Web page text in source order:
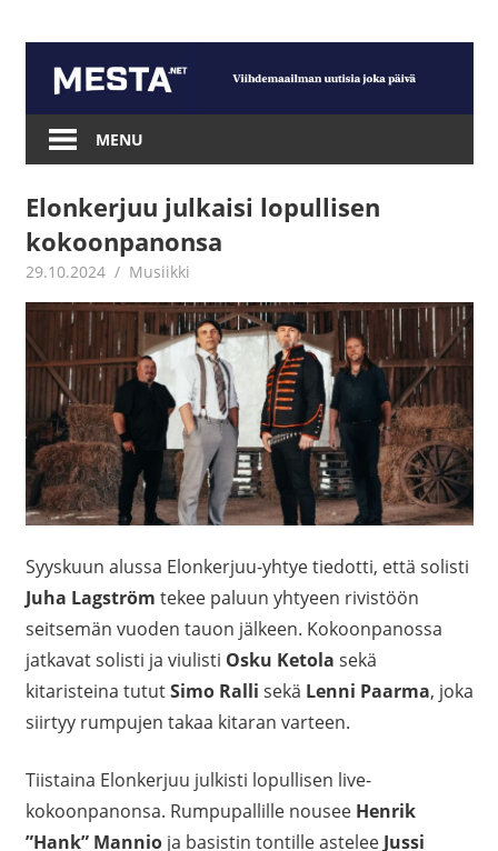
content
Mesta.net
MENU
Elonkerjuu julkaisi lopullisen
kokoonpanonsa
29.10.2024 Jouni Hirn
Musiikki
Syyskuun alussa Elonkerjuu-yhtye tiedotti, että solisti
Juha Lagström tekee paluun yhtyeen rivistöön
seitsemän vuoden tauon jälkeen. Kokoonpanossa
jatkavat solisti ja viulisti Osku Ketola sekä
kitaristeina tututSimo Ralli sekä Lenni Paarma, joka
siirtyy rumpujen takaa kitaran varteen.
Tiistaina Elonkerjuu julkisti lopullisen live-
kokoonpanonsa. Rumpupallille nousee Henrik
”Hank” Mannio ja basistin tontille asteleeJussi